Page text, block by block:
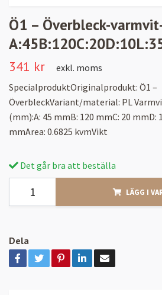
Ö1 – Överbleck-
341 kr
exkl. moms
SpecialproduktOriginalprodukt: Ö1 –
ÖverbleckVariant/material: PL
(mm):A: 45 mmB: 120 mmC: 20 mmD:
mmArea: 0.6825 kvmVikt
Det går bra att beställa
LÄGG I
Dela